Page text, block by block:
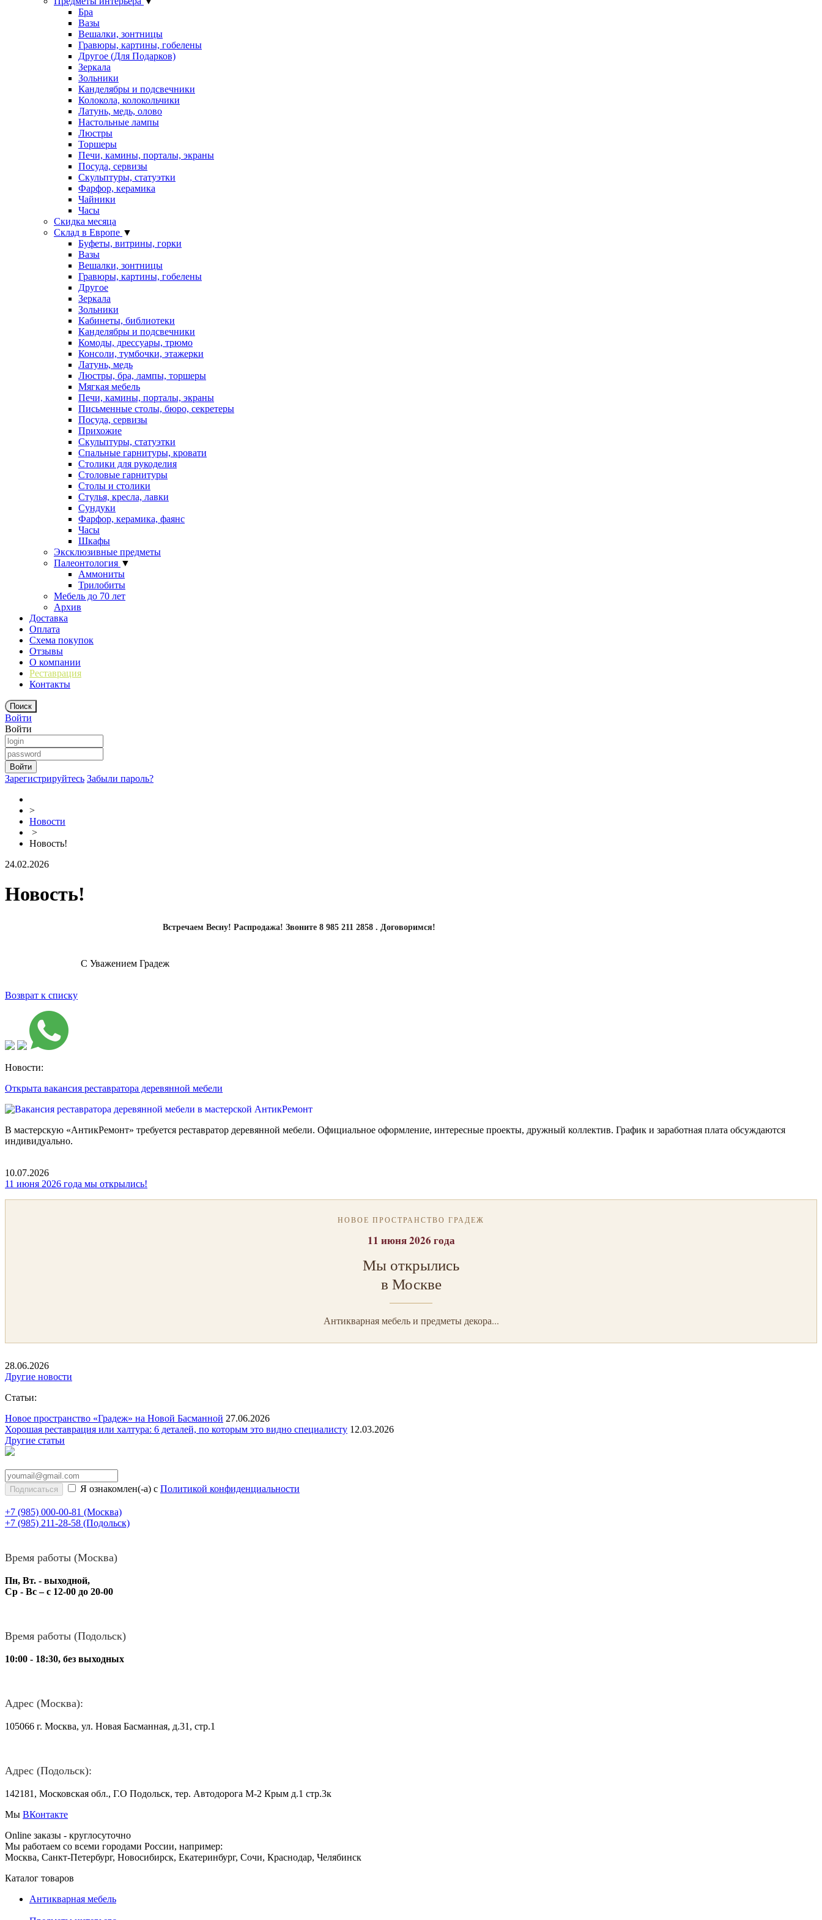
Бра
Вазы
Вешалки, зонтницы
Гравюры, картины, гобелены
Другое (Для Подарков)
Зеркала
Зольники
Канделябры и подсвечники
Колокола, колокольчики
Латунь, медь, олово
Настольные лампы
Люстры
Торшеры
Печи, камины, порталы, экраны
Посуда, сервизы
Скульптуры, статуэтки
Фарфор, керамика
Чайники
Часы
Скидка месяца
Склад в Европе ▼
Буфеты, витрины, горки
Вазы
Вешалки, зонтницы
Гравюры, картины, гобелены
Другое
Зеркала
Зольники
Кабинеты, библиотеки
Канделябры и подсвечники
Комоды, дрессуары, трюмо
Консоли, тумбочки, этажерки
Латунь, медь
Люстры, бра, лампы, торшеры
Мягкая мебель
Печи, камины, порталы, экраны
Письменные столы, бюро, секретеры
Посуда, сервизы
Прихожие
Скульптуры, статуэтки
Спальные гарнитуры, кровати
Столики для рукоделия
Столовые гарнитуры
Столы и столики
Стулья, кресла, лавки
Сундуки
Фарфор, керамика, фаянс
Часы
Шкафы
Эксклюзивные предметы
Палеонтология ▼
Аммониты
Трилобиты
Мебель до 70 лет
Архив
Доставка
Оплата
Схема покупок
Отзывы
О компании
Реставрация
Контакты
Войти
Войти
Зарегистрируйтесь Забыли пароль?
>
Новости
>
Новость!
24.02.2026
Новость!
Встречаем Весну! Распродажа! Звоните 8 985 211 2858 . Договоримся!
С Уважением Градеж
Возврат к списку
Новости:
Открыта вакансия реставратора деревянной мебели
В мастерскую «АнтикРемонт» требуется реставратор деревянной мебели. Официальное оформление, интересные проекты, дружный коллектив. График и заработная плата обсуждаются
индивидуально.
10.07.2026
11 июня 2026 года мы открылись!
НОВОЕ ПРОСТРАНСТВО ГРАДЕЖ
11 июня 2026 года
Мы открылись
в Москве
Антикварная мебель и предметы декора...
28.06.2026
Другие новости
Статьи:
Новое пространство «Градеж» на Новой Басманной 27.06.2026
Хорошая реставрация или халтура: 6 деталей, по которым это видно специалисту 12.03.2026
Другие статьи
Я ознакомлен(-а) с Политикой конфиденциальности
+7 (985) 000-00-81 (Москва)
+7 (985) 211-28-58 (Подольск)
Время работы (Москва)
Пн, Вт. - выходной,
Ср - Вс – с 12-00 до 20-00
Время работы (Подольск)
10:00 - 18:30, без выходных
Адрес (Москва):
105066 г. Москва, ул. Новая Басманная, д.31, стр.1
Адрес (Подольск):
142181, Московская обл., Г.О Подольск, тер. Автодорога М-2 Крым д.1 стр.3к
Мы ВКонтакте
Online заказы - круглосуточно
Мы работаем со всеми городами России, например:
Москва, Санкт-Петербург, Новосибирск, Екатеринбург, Сочи, Краснодар, Челябинск
Каталог товаров
Антикварная мебель